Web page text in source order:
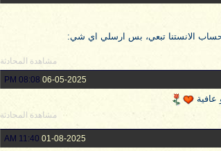
الانستنا تبعي، بس ارسلي اي شي:
مشاهدة المحادثة
06-05-2025
08:08 PM
مشاهدة المحادثة
01-08-2025
11:40 AM